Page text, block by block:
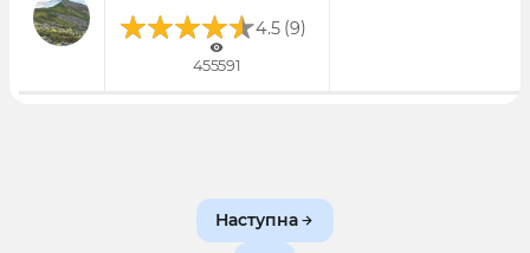
4.5(9)
455591
Наступна